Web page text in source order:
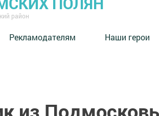
район
Рекламодателям Наши герои
из